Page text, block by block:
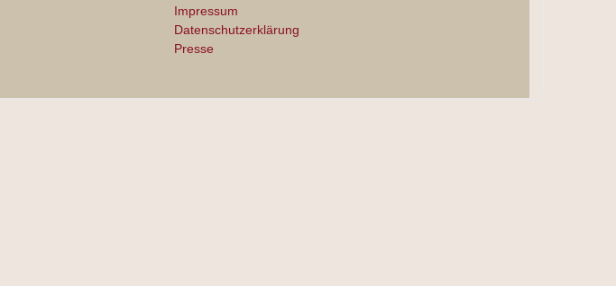
Impressum
Datenschutzerklärung
Presse